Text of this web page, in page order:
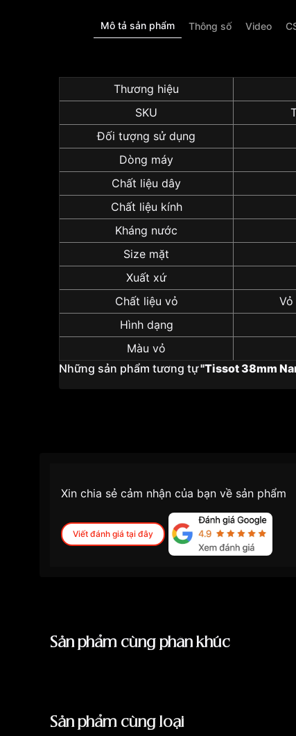
Mô tả sản phẩm Thông số Video
Thương hiệu
SKU
Đối tượng sử dụng
Dòng máy
Chất liệu dây
Chất liệu kính
Kháng nước
Size mặt
Xuất xứ
Chất liệu vỏ
Hình dạng
Màu vỏ
Những sản phẩm tương tự"Tissot 38mm
Xin chia sẻ cảm nhận của bạn về sản phẩm
Viết đánh giá tại đây
Sản phẩm cùng phân khúc
Sản phẩm cùng loại